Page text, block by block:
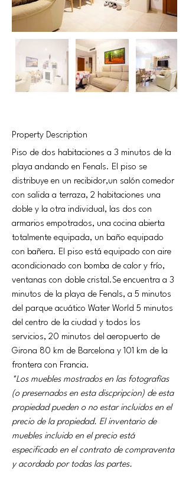
Property Description
Piso de dos habitaciones a 3 minutos de la
playa andando en Fenals. El piso se
distribuye en un recibidor,un salón comedor
con salida a terraza, 2 habitaciones una
doble y la otra individual, las dos con
armarios empotrados, una cocina abierta
totalmente equipada, un baño equipado
con bañera. El piso está equipado con aire
acondicionado con bomba de calor y frío,
ventanas con doble cristal.Se encuentra a 3
minutos de la playa de Fenals, a 5 minutos
del parque acuático Water World 5 minutos
del centro de la ciudad y todos los
servicios, 20 minutos del aeropuerto de
Girona 80 km de Barcelona y 101 km de la
frontera con Francia.
*Los muebles mostrados en las fotografías
(o presernados en esta discpripcion) de esta
propiedad pueden o no estar incluidos en el
precio de la propiedad. El inventario de
muebles incluido en el precio está
especificado en el contrato de compraventa
y acordado por todas las partes.